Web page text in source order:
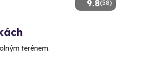
9.8(58)
terénem.